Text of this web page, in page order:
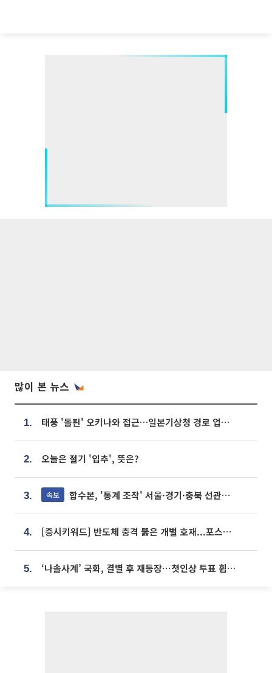
많이 본 뉴스
1. 태풍 '돌핀' 오키나와 접근…일본기상청 경로 업데이트
2. 오늘은 절기 '입추', 뜻은?
3. 속보 합수본, '통계 조작' 서울·경기·충북 선관위 등 추가 압수수색
4. [증시키워드] 반도체 충격 뚫은 개별 호재...포스코퓨처엠·에코프로·한화솔루션 '눈길'
5. ‘나솔사계’ 국화, 결별 후 재등장⋯첫인상 투표 휩쓸고 ‘인기녀’ 등극